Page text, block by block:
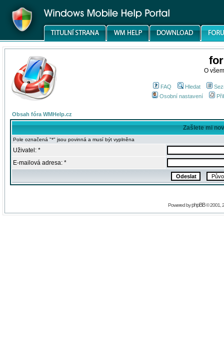
O
FAQ Hledat
Osobní nastavení
Obsah fóra WMHelp.cz
Zašlete mi
Pole označená "*" jsou povinná a musí být vyplněna
Uživatel: *
E-mailová adresa: *
Powered byphpBB© 2001,